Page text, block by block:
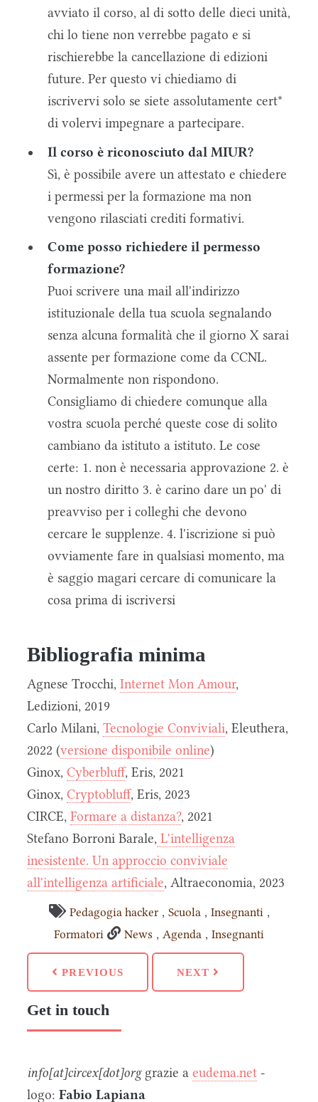
avviato il corso, al di sotto delle dieci unità,
chi lo tiene non verrebbe pagato e si
rischierebbe la cancellazione di edizioni
future. Per questo vi chiediamo di
iscrivervi solo se siete assolutamente cert*
di volervi impegnare a partecipare.
Il corso è riconosciuto dal MIUR?
Sì, è possibile avere un attestato e chiedere
i permessi per la formazione ma non
vengono rilasciati crediti formativi.
Come posso richiedere il permesso
formazione?
Puoi scrivere una mail all'indirizzo
istituzionale della tua scuola segnalando
senza alcuna formalità che il giorno X sarai
assente per formazione come da CCNL.
Normalmente non rispondono.
Consigliamo di chiedere comunque alla
vostra scuola perché queste cose di solito
cambiano da istituto a istituto. Le cose
certe: 1. non è necessaria approvazione 2. è
un nostro diritto 3. è carino dare un po' di
preavviso per i colleghi che devono
cercare le supplenze. 4. l'iscrizione si può
ovviamente fare in qualsiasi momento, ma
è saggio magari cercare di comunicare la
cosa prima di iscriversi
Bibliografia minima
Agnese Trocchi,Internet Mon Amour,
Ledizioni, 2019
Carlo Milani,Tecnologie Conviviali, Eleuthera,
2022 (versione disponibile online)
Ginox,Cyberbluff, Eris, 2021
Ginox,Cryptobluff, Eris, 2023
CIRCE,Formare a distanza?, 2021
Stefano Borroni Barale, L'intelligenza
inesistente. Un approccio conviviale
all'intelligenza artificiale, Altraeconomia, 2023
Pedagogia hacker, Scuola, Insegnanti,
Formatori News , Agenda , Insegnanti
PREVIOUS NEXT
Get in touch
info[at]circex[dot]orggrazie aeudema.net -
logo:Fabio Lapiana